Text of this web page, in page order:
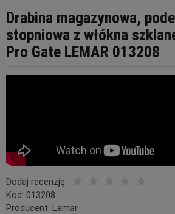
Drabina magazynowa,
stopniowa z włókna
Pro Gate LEMAR 013208
Dodaj recenzję:
Kod: 013208
Producent: Lemar